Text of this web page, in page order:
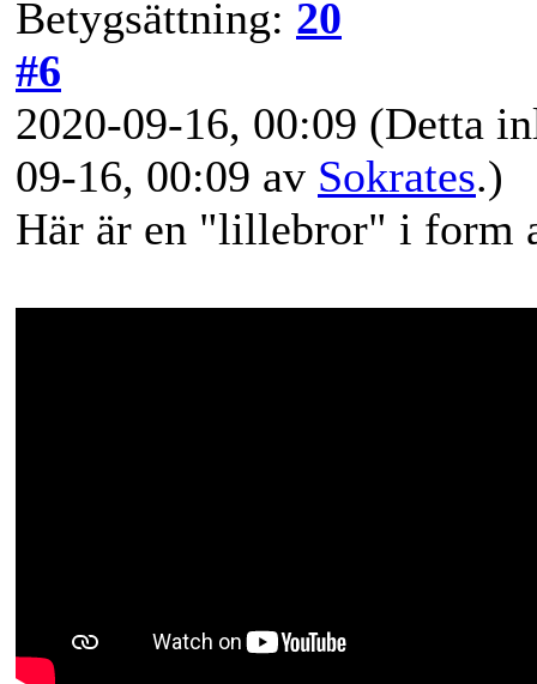
Betygsättning: 20
#6
2020-09-16, 00:09 (Detta
09-16, 00:09 av Sokrates.)
Här är en "lillebror" i form